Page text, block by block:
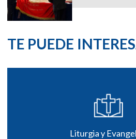
TE PUEDE
Liturgia y